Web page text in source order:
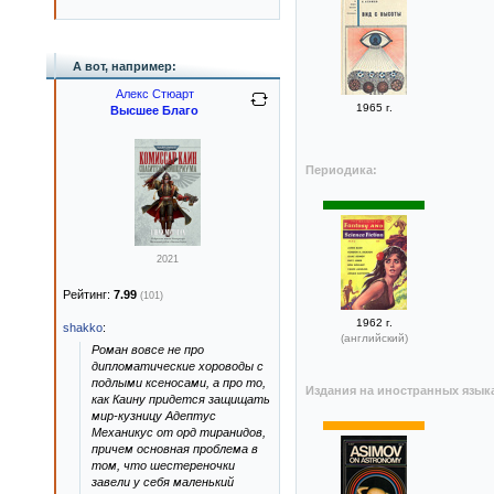
1965 г.
Периодика:
1962 г.
(английский)
Издания на иностранных
А вот, например:
Алекс Стюарт
Высшее Благо
2021
Рейтинг: 7.99 (101)
shakko:
Роман вовсе не про
дипломатические хороводы с
подлыми ксеносами, а про то,
как Каину придется защищать
мир-кузницу Адептус
Механикус от орд тиранидов,
причем основная проблема в
том, что шестереночки
завели у себя маленький